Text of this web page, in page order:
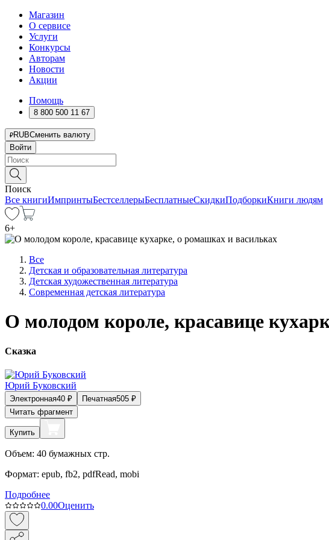
Магазин
О сервисе
Услуги
Конкурсы
Авторам
Новости
Акции
Помощь
8 800 500 11 67
RUBСменить валюту
Войти
Поиск
Все книгиИмпринтыБестселлерыБесплатныеСкидкиПодборкиКниги людям
6+
Все
Детская и образовательная литература
Детская художественная литература
Современная детская литература
О молодом короле, красавице
Сказка
Юрий Буковский
Электронная40 ₽ Печатная505 ₽
Читать фрагмент
Купить
Объем: 40 бумажных стр.
Формат: epub, fb2, pdfRead, mobi
Подробнее
0.00Оценить